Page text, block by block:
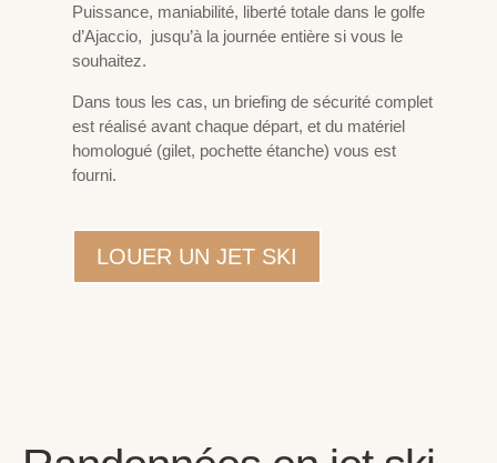
Puissance, maniabilité, liberté totale dans le golfe
d’Ajaccio, jusqu’à la journée entière si vous le
souhaitez.
Dans tous les cas, un briefing de sécurité complet
est réalisé avant chaque départ, et du matériel
homologué (gilet, pochette étanche) vous est
fourni.
LOUER UN JET SKI